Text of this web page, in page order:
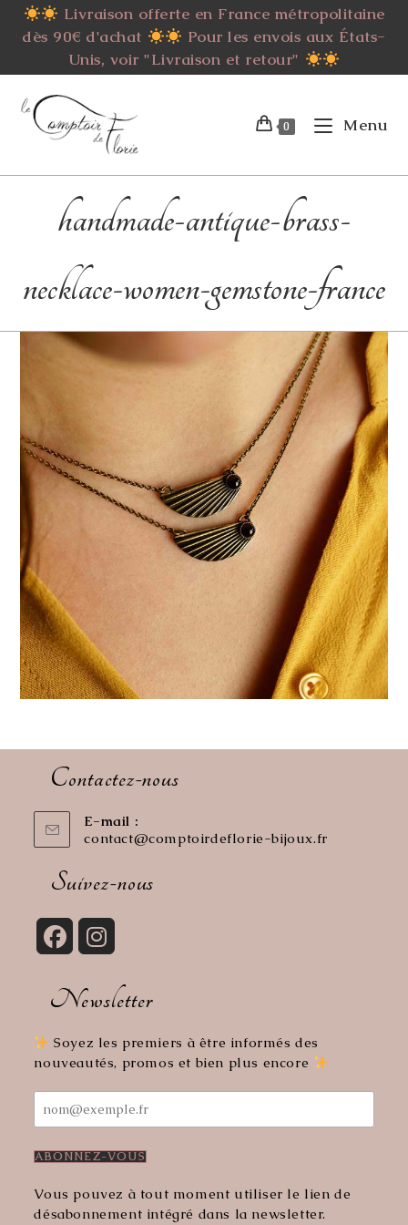
Skip
content
Livraison offerte en France métropolitaine
dès 90€ d'achat
Pour les envois aux États-
Unis, voir "Livraison et retour"
0 Menu
handmade-antique-brass-
necklace-women-gemstone-france
Contactez-nous
E-mail :
contact@comptoirdeflorie-bijoux.frS’ouvre
Suivez-nous
un
onglet
un
onglet
Newsletter
Soyez les premiers à être informés des
nouveautés, promos et bien plus encore
Vous pouvez à tout moment utiliser le lien de
désabonnement intégré dans la newsletter.